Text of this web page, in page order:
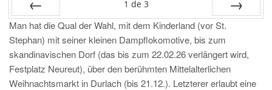
PRÉC
1 de 3
Man hat die Qual der Wahl, mit dem Kinderland (vor St.
Stephan) mit seiner kleinen Dampflokomotive, bis zum
skandinavischen Dorf (das bis zum 22.02.26 verlängert wird,
Festplatz Neureut), über den berühmten Mittelalterlichen
Weihnachtsmarkt in Durlach (bis 21.12.). Letzterer erlaubt eine